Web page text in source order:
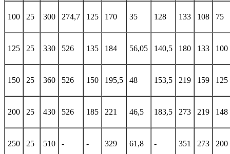
100 25 300 274,7 125 170 35 128 133 108 75
125 25 330 526 135 184 56,05 140,5 180 133 100
150 25 360 526 150 195,5 48 153,5 219 159 125
200 25 430 526 185 221 46,5 183,5 273 219 148
250 25 510 - - 329 61,8 - 351 273 200